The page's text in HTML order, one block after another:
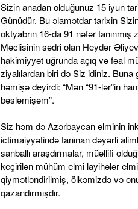
Sizin anadan olduğunuz 15 iyun
Günüdür. Bu əlamətdar tarixin
oktyabrın 16-da 91 nəfər tanınmış
Məclisinin sədri olan Heydər
hakimiyyət uğrunda açıq və fəal
ziyalılardan biri də Siz idiniz.
həmişə deyirdi: “Mən “91-lər”in
bəsləmişəm”.
Siz həm də Azərbaycan elminin
ictimaiyyətində tanınan dəyərli
sanballı araşdırmalar, müəllifi
keçirilən mühüm elmi layihələr
qiymətləndirilmiş, ölkəmizdə və
qazandırmışdır.